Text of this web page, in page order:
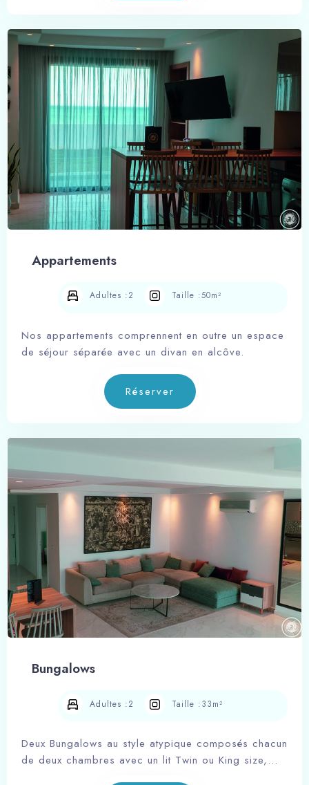
100
Appartements
Nos appartements comprennent en outre un espace
de séjour séparée avec un divan en alcôve.
Adultes :2 Taille :50m²
Réserver
Bungalows
Deux Bungalows au style atypique composés chacun
de deux chambres avec un lit Twin ou King size,
Adultes :2 Taille :33m²
Arrivée
Départ
1
Chercher